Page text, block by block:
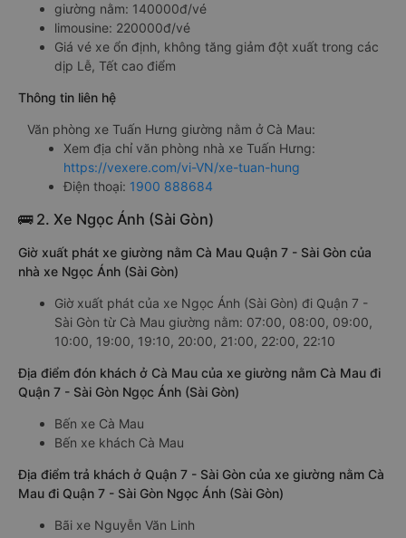
giường nằm: 140000đ/vé
limousine: 220000đ/vé
Giá vé xe ổn định, không tăng giảm đột xuất trong các
dịp Lễ, Tết cao điểm
Thông tin liên hệ
Văn phòng xe Tuấn Hưng giường nằm ở Cà Mau:
Xem địa chỉ văn phòng nhà xe Tuấn Hưng:
https://vexere.com/vi-VN/xe-tuan-hung
Điện thoại: 1900 888684
🚌 2. Xe Ngọc Ánh (Sài Gòn)
Giờ xuất phát xe giường nằm Cà Mau Quận 7 - Sài Gòn của
nhà xe Ngọc Ánh (Sài Gòn)
Giờ xuất phát của xe Ngọc Ánh (Sài Gòn) đi Quận 7 -
Sài Gòn từ Cà Mau giường nằm: 07:00, 08:00, 09:00,
10:00, 19:00, 19:10, 20:00, 21:00, 22:00, 22:10
Địa điểm đón khách ở Cà Mau của xe giường nằm Cà Mau đi
Quận 7 - Sài Gòn Ngọc Ánh (Sài Gòn)
Bến xe Cà Mau
Bến xe khách Cà Mau
Địa điểm trả khách ở Quận 7 - Sài Gòn của xe giường nằm Cà
Mau đi Quận 7 - Sài Gòn Ngọc Ánh (Sài Gòn)
Bãi xe Nguyễn Văn Linh